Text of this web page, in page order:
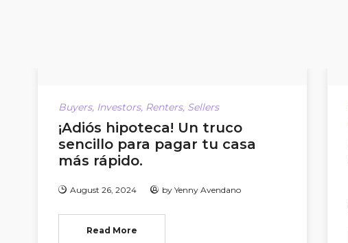
Buyers, Investors, Renters, Sellers
¡Adiós hipoteca! Un truco
sencillo para pagar tu casa
más rápido.
August 26, 2024 byYenny Avendano
Read More